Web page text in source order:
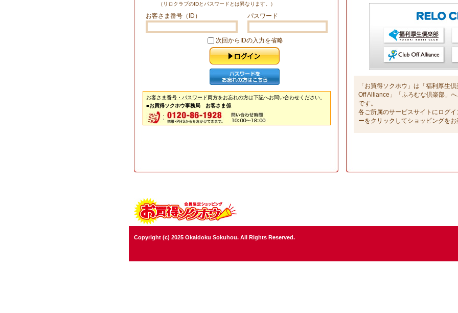
（リロクラブのIDとパスワードとは異なります。）
お客さま番号（ID） パスワード
次回からIDの入力を省略
お客さま番号・パスワード両方をお忘れの方は下記へお問い合わせください。
■お買得ソクホウ事務局 お客さま係
「お買得ソクホウ」は「福利厚生
Off Alliance」「ふろむな倶楽部」
です。
各ご所属のサービスサイトにログ
ーをクリックしてショッピングを
Copyright (c) 2025 Okaidoku Sokuhou. All Rights Reserved.